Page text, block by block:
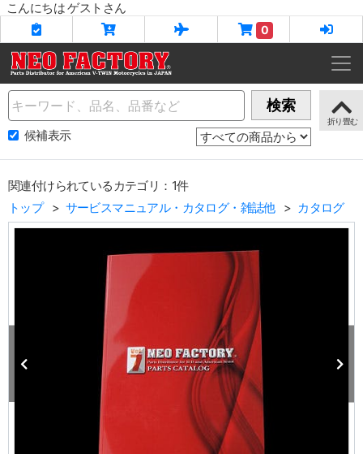
こんにちは ゲストさん
0
Name 検索
候補表示
関連付けられているカテゴリ：1件
トップ
サービスマニュアル・カタログ・雑誌他 カタログ